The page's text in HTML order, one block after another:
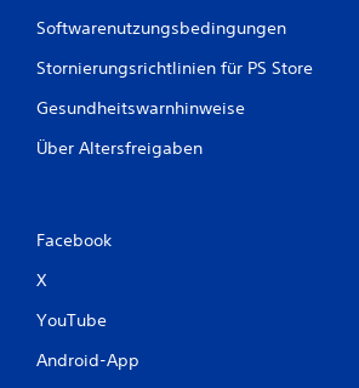
Softwarenutzungsbedingungen
Stornierungsrichtlinien für PS Store
Gesundheitswarnhinweise
Über Altersfreigaben
Facebook
X
YouTube
Android-App